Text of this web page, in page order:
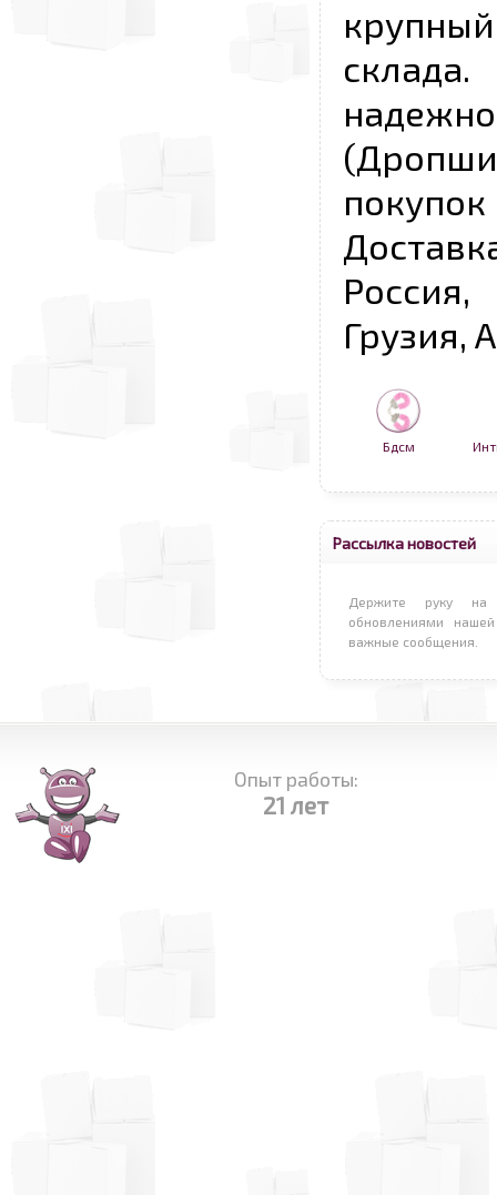
Грузия,
Бдсм
Рассылка новостей
Держите руку на
обновлениями
важные сообщения.
Опыт работы:
21 лет